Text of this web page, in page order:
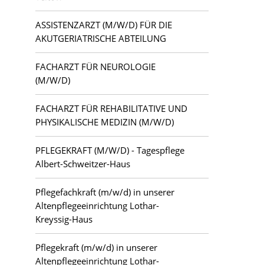
ASSISTENZARZT (M/W/D) FÜR DIE
AKUTGERIATRISCHE ABTEILUNG
FACHARZT FÜR NEUROLOGIE
(M/W/D)
FACHARZT FÜR REHABILITATIVE UND
PHYSIKALISCHE MEDIZIN (M/W/D)
PFLEGEKRAFT (M/W/D) - Tagespflege
Albert-Schweitzer-Haus
Pflegefachkraft (m/w/d) in unserer
Altenpflegeeinrichtung Lothar-
Kreyssig-Haus
Pflegekraft (m/w/d) in unserer
Altenpflegeeinrichtung Lothar-